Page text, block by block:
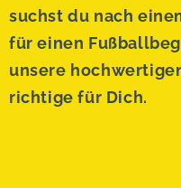
suchst du nach
für einen
unsere
richtige für Dich.